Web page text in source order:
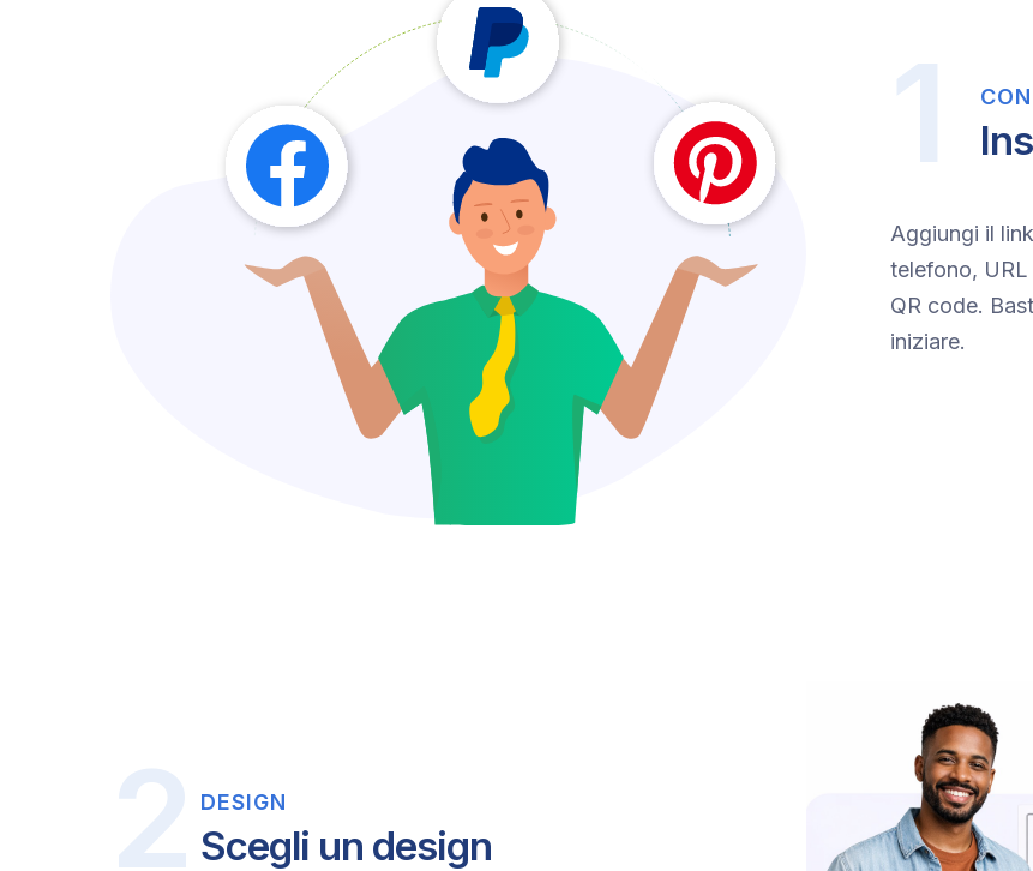
Aggiungi il
telefono,
QR code.
iniziare.
DESIGN
Scegli un design